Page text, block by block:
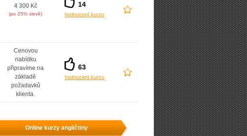
4 300 Kč
(po 25% slevě)
14
hodnocení kurzu
Cenovou
nabídku
připravíme na
základě
požadavků
klienta.
63
hodnocení kurzu
Online kurzy angličtiny